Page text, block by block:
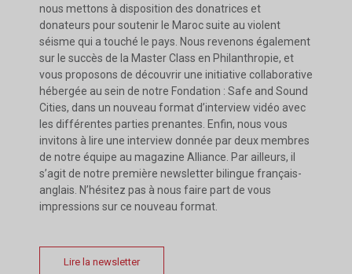
nous mettons à disposition des donatrices et
donateurs pour soutenir le Maroc suite au violent
séisme qui a touché le pays. Nous revenons également
sur le succès de la Master Class en Philanthropie, et
vous proposons de découvrir une initiative collaborative
hébergée au sein de notre Fondation : Safe and Sound
Cities, dans un nouveau format d’interview vidéo avec
les différentes parties prenantes. Enfin, nous vous
invitons à lire une interview donnée par deux membres
de notre équipe au magazine Alliance. Par ailleurs, il
s’agit de notre première newsletter bilingue français-
anglais. N’hésitez pas à nous faire part de vous
impressions sur ce nouveau format.
Lire la newsletter